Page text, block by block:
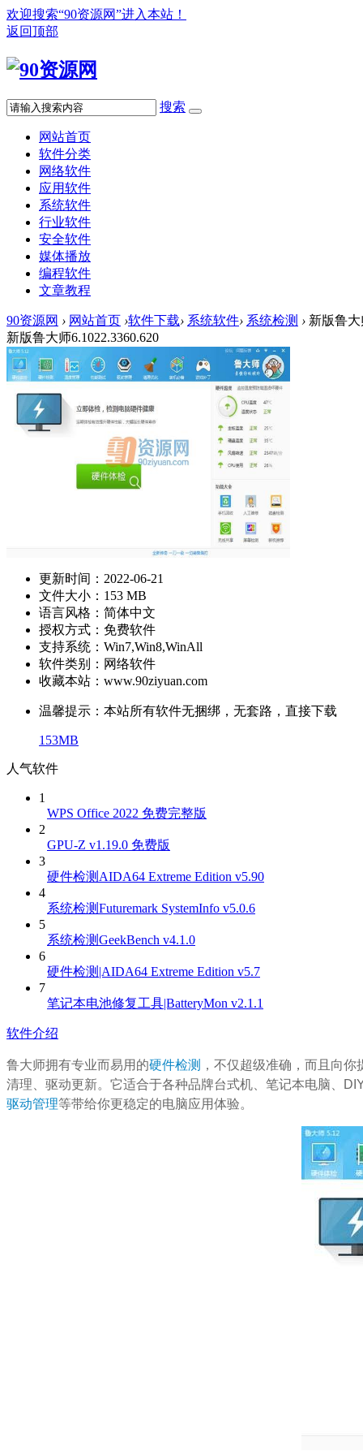
欢迎搜索“90资源网”进入本站！
返回顶部
搜索
网站首页
软件分类
网络软件
应用软件
系统软件
行业软件
安全软件
媒体播放
编程软件
文章教程
90资源网 › 网站首页 ›软件下载› 系统软件› 系统检测 › 新版鲁大
新版鲁大师6.1022.3360.620
更新时间： 2022-06-21
文件大小：153 MB
语言风格：简体中文
授权方式：免费软件
支持系统：Win7,Win8,WinAll
软件类别：网络软件
收藏本站：www.90ziyuan.com
温馨提示：本站所有软件无捆绑，无套路，直接下载
153MB
人气软件
1
WPS Office 2022 免费完整版
2
GPU-Z v1.19.0 免费版
3
硬件检测AIDA64 Extreme Edition v5.90
4
系统检测Futuremark SystemInfo v5.0.6
5
系统检测GeekBench v4.1.0
6
硬件检测|AIDA64 Extreme Edition v5.7
7
笔记本电池修复工具|BatteryMon v2.1.1
软件介绍
鲁大师拥有专业而易用的硬件检测 ，不仅超级准确，而且向
清理、驱动更新。它适合于各种品牌台式机、笔记本电脑、
驱动管理等带给你更稳定的电脑应用体验。